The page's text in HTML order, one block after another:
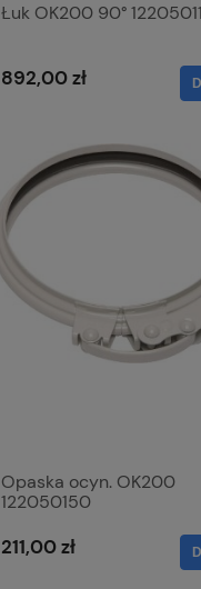
Łuk OK200 90°
892,00 zł
Opaska ocyn. OK200
122050150
211,00 zł